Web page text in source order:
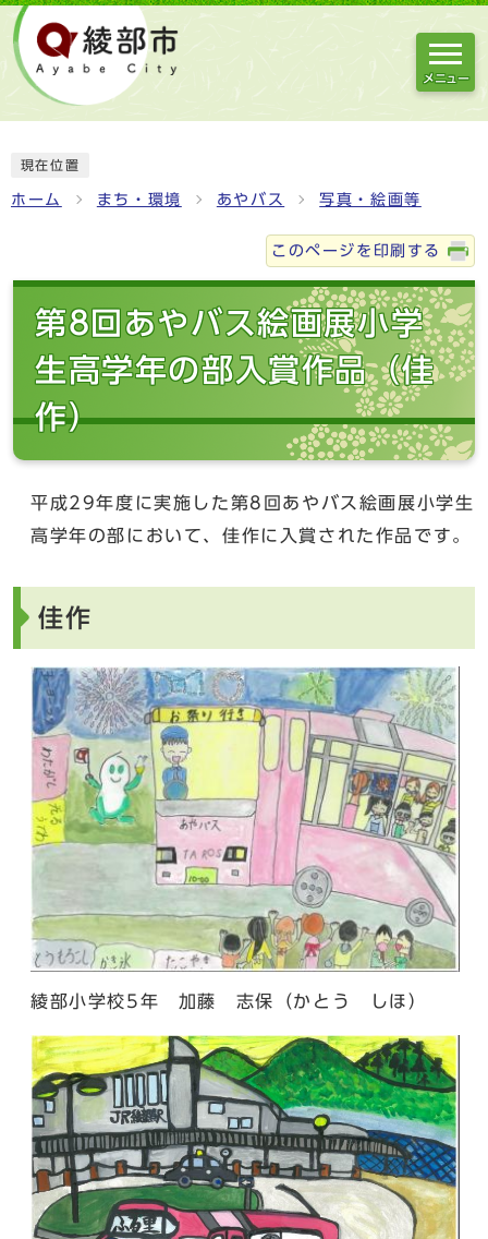
メニュー
現在位置
ホーム まち・環境 あやバス 写真・絵画等
このページを印刷する
第8回あやバス絵画展小学
生高学年の部入賞作品（佳
作）
平成29年度に実施した第8回あやバス絵画展小学生
高学年の部において、佳作に入賞された作品です。
佳作
綾部小学校5年 加藤 志保（かとう しほ）